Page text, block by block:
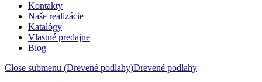
Kontakty
Naše realizácie
Katalógy
Vlastné predajne
Blog
Close submenu (Drevené podlahy)Drevené podlahy